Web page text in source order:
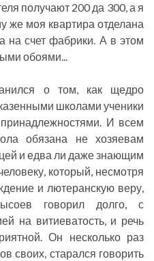
получают 200 да 300, а я
же моя квартира отделана
на счет фабрики. А в этом
обоями...
о том, как щедро
школами ученики
И всем
обязана не хозяевам
и едва ли даже знающим
который, несмотря
и лютеранскую веру,
говорил долго, с
на витиеватость, и речь
Он несколько раз
своих, старался говорить